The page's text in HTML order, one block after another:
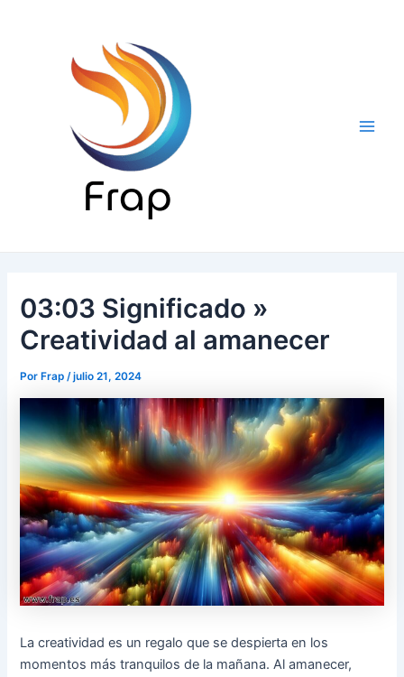
03:03 Significado »
Creatividad al amanecer
Por Frap/julio 21, 2024
La creatividad es un regalo que se despierta en los
momentos más tranquilos de la mañana. Al amanecer,